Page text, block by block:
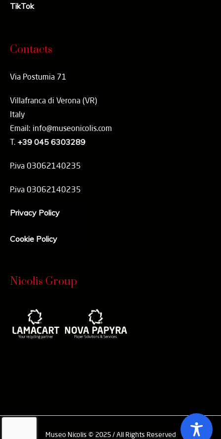
TikTok
Contacts
Via Postumia 71
Villafranca di Verona (VR)
Italy
Email: info@museonicolis.com
T. +39 045 6303289
P.iva 03062140235
P.iva 03062140235
Privacy Policy
Cookie Policy
Nicolis Group
Museo Nicolis © 2025 / All Rights Reserved